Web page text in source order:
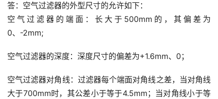
答：空气过滤器的外型尺寸的允许如下：
空气过滤器的端面：长大于500mm的，其偏差为
0、-2mm;
空气过滤器的深度：深度尺寸的偏差为+1.6mm、0；
空气过滤器对角线：过滤器每个端面对角线之差，当对角线
大于700mm时，其公差小于等于4.5mm；当对角线小于等